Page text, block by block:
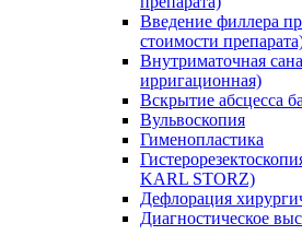
Введение филлера
стоимости
Внутриматочная
ирригационная)
Вскрытие абсцесса
Вульвоскопия
Гименопластика
KARL STORZ)
Дефлорация
Диагностическое